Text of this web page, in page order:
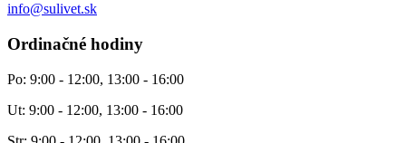
info@sulivet.sk
Ordinačné hodiny
Po: 9:00 - 12:00, 13:00 - 16:00
Ut: 9:00 - 12:00, 13:00 - 16:00